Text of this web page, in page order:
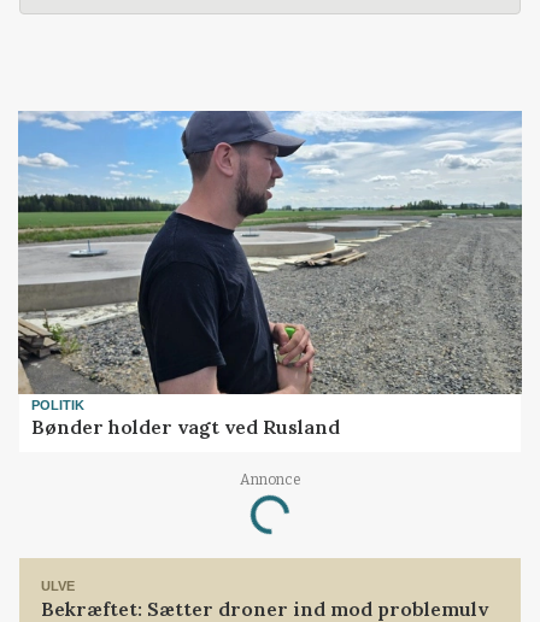
POLITIK
Bønder holder vagt ved Rusland
Annonce
Loading...
ULVE
Bekræftet: Sætter droner ind mod problemulv